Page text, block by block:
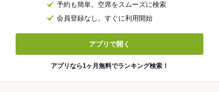
予約も簡単。空席をスムーズに検索
会員登録なし。すぐに利用開始
アプリで開く
アプリなら1ヶ月無料でランキング検索！